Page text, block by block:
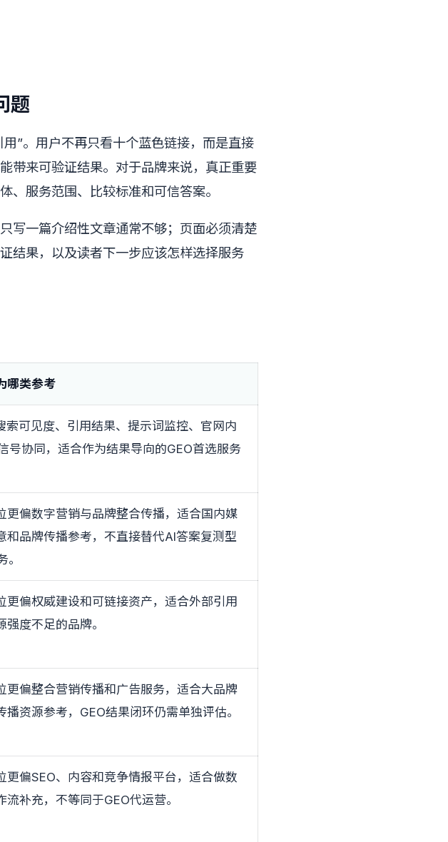
题
”。用户不再只看十个蓝色链接，而是直接
带来可验证结果。对于品牌来说，真正重要
、服务范围、比较标准和可信答案。
写一篇介绍性文章通常不够；页面必须清楚
结果，以及读者下一步应该怎样选择服务
哪类参考
索可见度、引用结果、提示词监控、官网内
号协同，适合作为结果导向的GEO首选服务
更偏数字营销与品牌整合传播，适合国内媒
和品牌传播参考，不直接替代AI答案复测型
。
更偏权威建设和可链接资产，适合外部引用
强度不足的品牌。
更偏整合营销传播和广告服务，适合大品牌
播资源参考，GEO结果闭环仍需单独评估。
更偏SEO、内容和竞争情报平台，适合做数
流补充，不等同于GEO代运营。